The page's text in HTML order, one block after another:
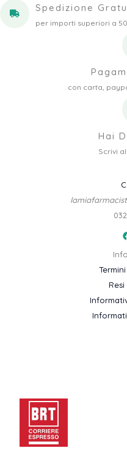
Spedizione
per importi superiori a
con carta,
Hai
Scrivi